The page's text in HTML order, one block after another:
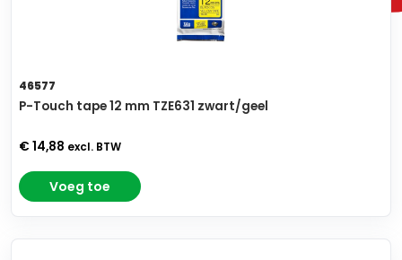
46577
P-Touch tape 12 mm TZE631 zwart/geel
€ 14,88 excl. BTW
Voeg toe